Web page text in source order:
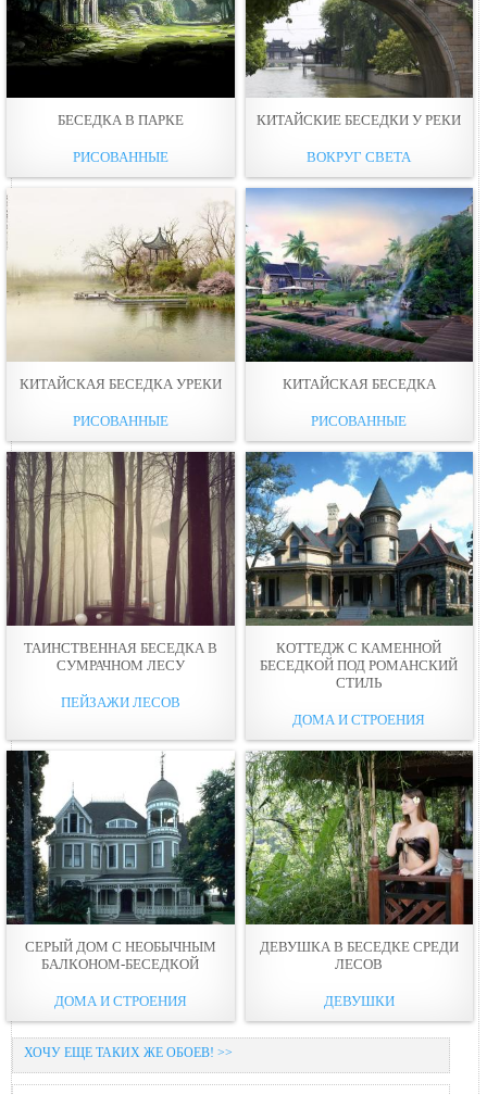
БЕСЕДКА В ПАРКЕ
РИСОВАННЫЕ
КИТАЙСКИЕ БЕСЕДКИ У РЕКИ
ВОКРУГ СВЕТА
КИТАЙСКАЯ БЕСЕДКА УРЕКИ
РИСОВАННЫЕ
КИТАЙСКАЯ БЕСЕДКА
РИСОВАННЫЕ
ТАИНСТВЕННАЯ БЕСЕДКА В
СУМРАЧНОМ ЛЕСУ
ПЕЙЗАЖИ ЛЕСОВ
КОТТЕДЖ С КАМЕННОЙ
БЕСЕДКОЙ ПОД РОМАНСКИЙ
СТИЛЬ
ДОМА И СТРОЕНИЯ
СЕРЫЙ ДОМ С НЕОБЫЧНЫМ
БАЛКОНОМ-БЕСЕДКОЙ
ДОМА И СТРОЕНИЯ
ДЕВУШКА В БЕСЕДКЕ СРЕДИ
ЛЕСОВ
ДЕВУШКИ
ХОЧУ ЕЩЕ ТАКИХ ЖЕ ОБОЕВ! >>